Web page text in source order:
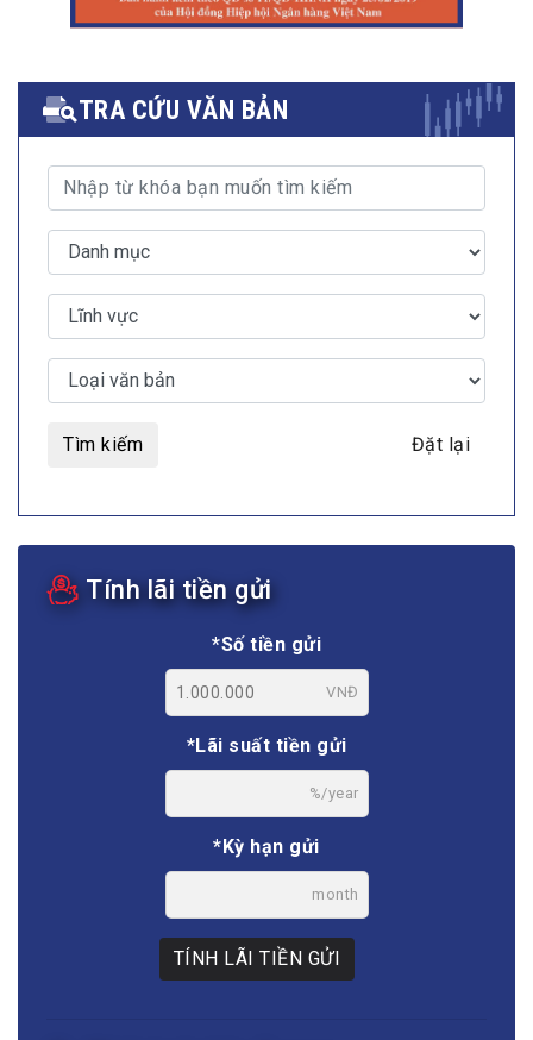
TRA CỨU VĂN BẢN
Tìm kiếm Đặt lại
Tính lãi tiền gửi
*Số tiền gửi
VNĐ
*Lãi suất tiền gửi
%/year
*Kỳ hạn gửi
month
TÍNH LÃI TIỀN GỬI